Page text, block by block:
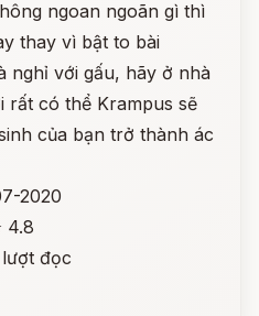
ngoan ngoãn gì thì
thay vì bật to bài
nghỉ với gấu, hãy ở nhà
rất có thể Krampus sẽ
của bạn trở thành ác
2020
4.8
lượt đọc